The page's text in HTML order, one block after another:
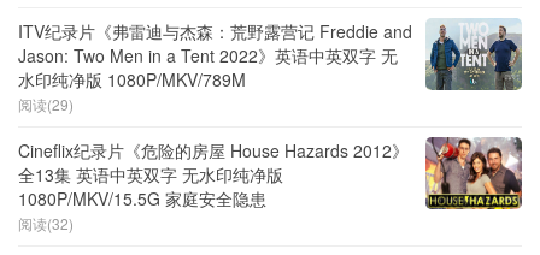
ITV纪录片《弗雷迪与杰森：荒野露营记 Freddie and
Jason: Two Men in a Tent 2022》英语中英双字 无
水印纯净版 1080P/MKV/789M
阅读(29)
Cineflix纪录片《危险的房屋 House Hazards 2012》
全13集 英语中英双字 无水印纯净版
1080P/MKV/15.5G 家庭安全隐患
阅读(32)